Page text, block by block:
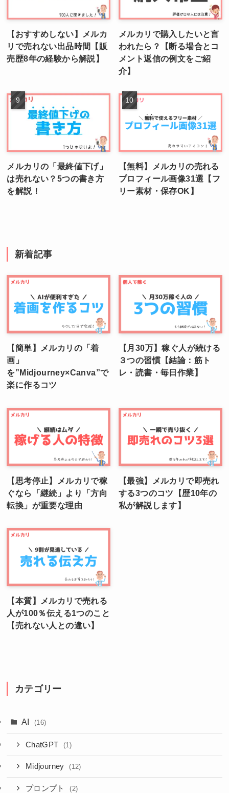
【おすすめしない】メルカ
リで売れない出品時間【販
売歴8年の経験から解説】
メルカリで購入したいと言
われたら？【断る場合とコ
メント返信の例文をご紹
介】
メルカリの「最終値下げ」
は売れない？5つの書き方
を解説！
【無料】メルカリの売れる
プロフィール画像31選【フ
リー素材・保存OK】
新着記事
【簡単】メルカリの「着
画」
を”Midjourney×Canva”で
楽に作るコツ
【月30万】稼ぐ人が続ける
３つの習慣【結論：筋ト
レ・読書・毎日作業】
【思考停止】メルカリで稼
ぐなら「継続」より「方向
転換」が重要な理由
【最強】メルカリで即売れ
する3つのコツ【歴10年の
私が解説します】
【本質】メルカリで売れる
人が100％伝える1つのこと
【売れない人との違い】
カテゴリー
AI (16)
ChatGPT (1)
Midjourney (12)
プロンプト (2)